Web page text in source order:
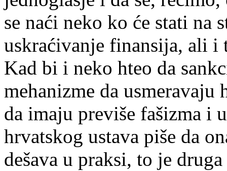
se naći neko ko će stati na
uskraćivanje finansija, ali i
Kad bi i neko hteo da
mehanizme da
da imaju previše fašizma i
hrvatskog ustava piše da
dešava u praksi, to je druga